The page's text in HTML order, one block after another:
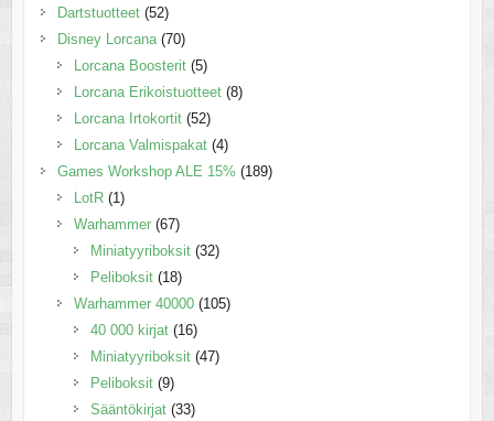
Dartstuotteet (52)
Disney Lorcana (70)
Lorcana Boosterit (5)
Lorcana Erikoistuotteet (8)
Lorcana Irtokortit (52)
Lorcana Valmispakat (4)
Games Workshop ALE 15% (189)
LotR (1)
Warhammer (67)
Miniatyyriboksit (32)
Peliboksit (18)
Warhammer 40000 (105)
40 000 kirjat (16)
Miniatyyriboksit (47)
Peliboksit (9)
Sääntökirjat (33)